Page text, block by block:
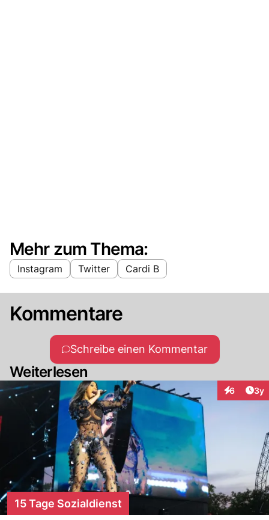
Mehr zum Thema:
Instagram Twitter Cardi B
Kommentare
Schreibe einen Kommentar
Weiterlesen
6 3y
15 Tage Sozialdienst